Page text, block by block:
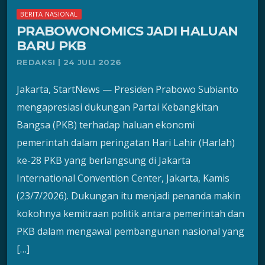
BERITA NASIONAL
PRABOWONOMICS JADI HALUAN
BARU PKB
REDAKSI | 24 JULI 2026
Jakarta, StartNews — Presiden Prabowo Subianto
mengapresiasi dukungan Partai Kebangkitan
Bangsa (PKB) terhadap haluan ekonomi
pemerintah dalam peringatan Hari Lahir (Harlah)
ke-28 PKB yang berlangsung di Jakarta
International Convention Center, Jakarta, Kamis
(23/7/2026). Dukungan itu menjadi penanda makin
kokohnya kemitraan politik antara pemerintah dan
PKB dalam mengawal pembangunan nasional yang
[…]